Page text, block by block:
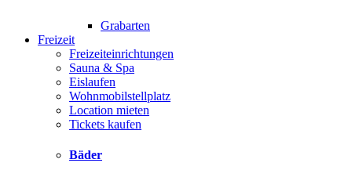
Grabarten
Freizeit
Freizeiteinrichtungen
Sauna & Spa
Eislaufen
Wohnmobilstellplatz
Location mieten
Tickets kaufen
Bäder